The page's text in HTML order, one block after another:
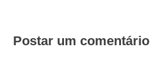
Postar um comentário